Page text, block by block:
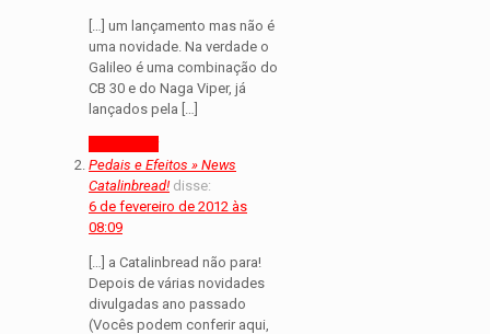
[…] um lançamento mas não é
uma novidade. Na verdade o
Galileo é uma combinação do
CB 30 e do Naga Viper, já
lançados pela […]
Pedais e Efeitos » News
Catalinbread! disse:
6 de fevereiro de 2012 às
08:09
[…] a Catalinbread não para!
Depois de várias novidades
divulgadas ano passado
(Vocês podem conferir aqui,